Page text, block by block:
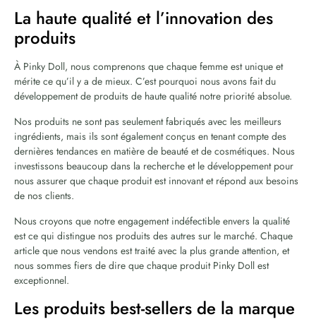
La haute qualité et l’innovation des
produits
À Pinky Doll, nous comprenons que chaque femme est unique et
mérite ce qu’il y a de mieux. C’est pourquoi nous avons fait du
développement de produits de haute qualité notre priorité absolue.
Nos produits ne sont pas seulement fabriqués avec les meilleurs
ingrédients, mais ils sont également conçus en tenant compte des
dernières tendances en matière de beauté et de cosmétiques. Nous
investissons beaucoup dans la recherche et le développement pour
nous assurer que chaque produit est innovant et répond aux besoins
de nos clients.
Nous croyons que notre engagement indéfectible envers la qualité
est ce qui distingue nos produits des autres sur le marché. Chaque
article que nous vendons est traité avec la plus grande attention, et
nous sommes fiers de dire que chaque produit Pinky Doll est
exceptionnel.
Les produits best-sellers de la marque